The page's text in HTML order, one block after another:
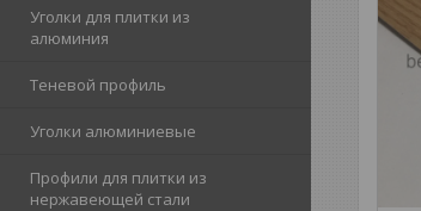
Уголки для плитки из
алюминия
Теневой профиль
Уголки алюминиевые
Профили для плитки из
нержавеющей стали